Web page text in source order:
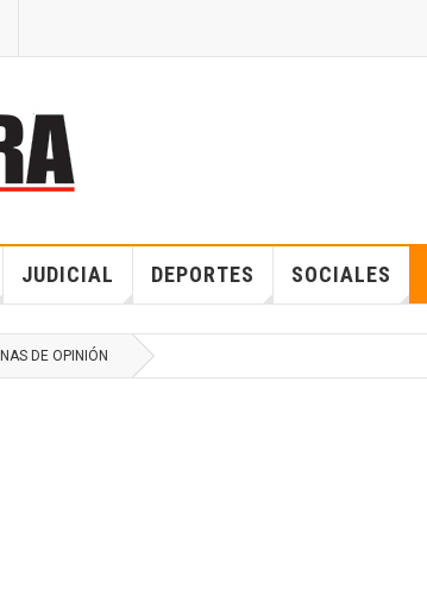
JUDICIAL DEPORTES SOCIALES
DE OPINIÓN